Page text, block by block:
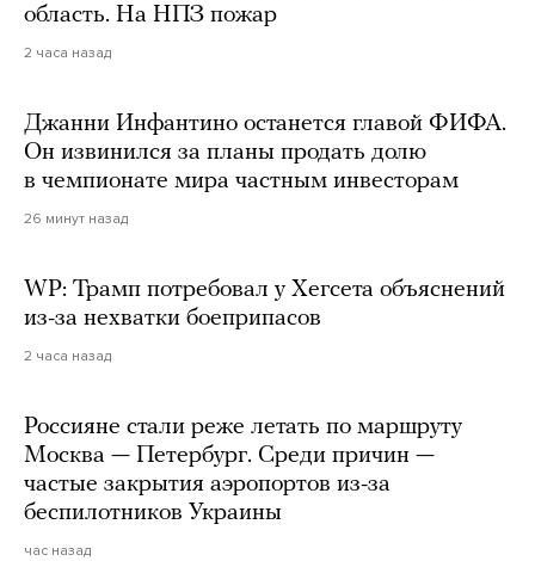
область. На НПЗ пожар
2 часа назад
Джанни Инфантино останется главой ФИФА.
Он извинился за планы продать долю
в чемпионате мира частным инвесторам
26 минут назад
WP: Трамп потребовал у Хегсета объяснений
из-за нехватки боеприпасов
2 часа назад
Россияне стали реже летать по маршруту
Москва — Петербург. Среди причин —
частые закрытия аэропортов из-за
беспилотников Украины
час назад